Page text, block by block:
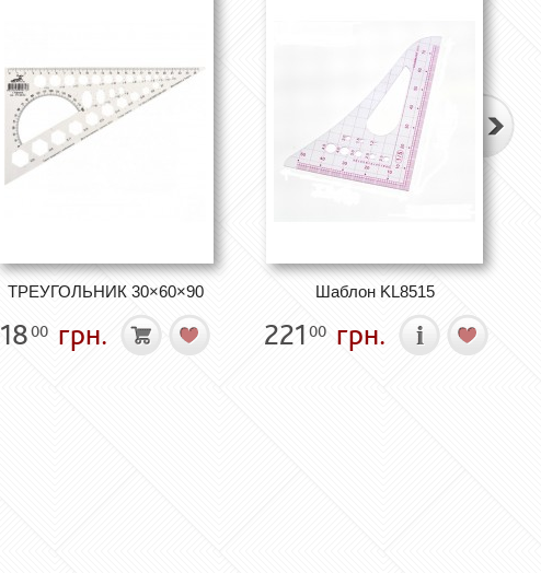
ТРЕУГОЛЬНИК 30×60×90
1800 грн.
Шаблон KL8515
221 00 грн.